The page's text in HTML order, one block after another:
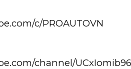
c/PROAUTOVN
channel/